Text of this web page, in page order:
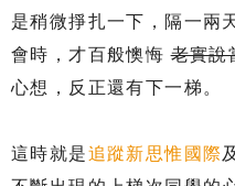
是稍微掙扎一下，隔一兩
會時，才百般懊悔老實說
心想，反正還有下一梯。
這時就是追蹤新思惟國際及